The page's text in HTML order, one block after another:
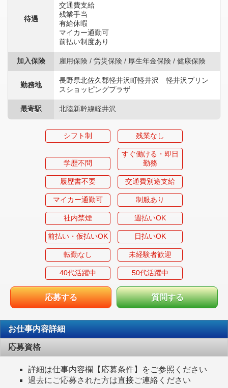
待遇
交通費支給
残業手当
有給休暇
マイカー通勤可
前払い制度あり
加入保険 雇用保険 / 労災保険 / 厚生年金保険 / 健康保険
勤務地
長野県北佐久郡軽井沢町軽井沢 軽井沢プリン
スショッピングプラザ
最寄駅 北陸新幹線軽井沢
シフト制 残業なし
学歴不問
すぐ働ける・即日
勤務
履歴書不要 交通費別途支給
マイカー通勤可 制服あり
社内禁煙 週払いOK
前払い・仮払いOK 日払いOK
転勤なし 未経験者歓迎
40代活躍中 50代活躍中
応募する 質問する
お仕事内容詳細
応募資格
詳細は仕事内容欄【応募条件】をご参照ください
過去にご応募された方は直接ご連絡ください